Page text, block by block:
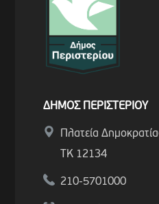
ΔΗΜΟΣ ΠΕΡΙΣΤΕΡΙΟΥ
Πλατεία
ΤΚ 12134
210-5701000